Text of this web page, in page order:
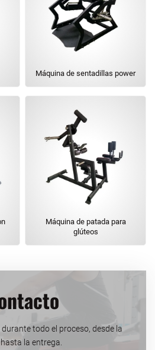
Máquina de sentadillas power
Máquina de patada para
glúteos
todo el proceso, desde la
la entrega.